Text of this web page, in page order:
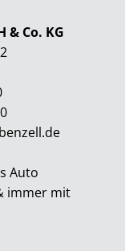
& Co. KG
Auto
immer mit